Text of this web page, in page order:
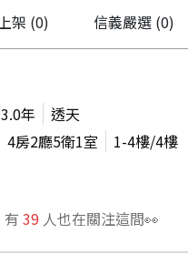
架 (0) 信義嚴選(0)
3.0年
透天
4房2廳5衛1室 1-4樓/4樓
有 39 人也在關注這間👀